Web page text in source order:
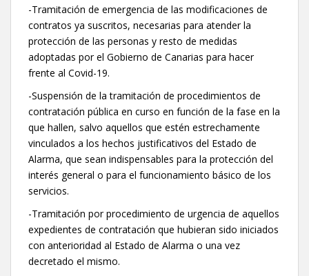
-Tramitación de emergencia de las modificaciones de
contratos ya suscritos, necesarias para atender la
protección de las personas y resto de medidas
adoptadas por el Gobierno de Canarias para hacer
frente al Covid-19.
-Suspensión de la tramitación de procedimientos de
contratación pública en curso en función de la fase en la
que hallen, salvo aquellos que estén estrechamente
vinculados a los hechos justificativos del Estado de
Alarma, que sean indispensables para la protección del
interés general o para el funcionamiento básico de los
servicios.
-Tramitación por procedimiento de urgencia de aquellos
expedientes de contratación que hubieran sido iniciados
con anterioridad al Estado de Alarma o una vez
decretado el mismo.